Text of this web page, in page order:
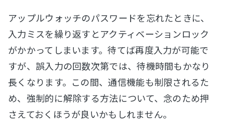
アップルウォッチのパスワードを忘れたときに、
入力ミスを繰り返すとアクティベーションロック
がかかってしまいます。待てば再度入力が可能で
すが、誤入力の回数次第では、待機時間もかなり
長くなります。この間、通信機能も制限されるた
め、強制的に解除する方法について、念のため押
さえておくほうが良いかもしれません。